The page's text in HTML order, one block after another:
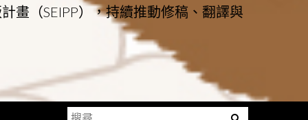
畫（SEIPP），持續推動修稿、翻譯與
Menu
搜